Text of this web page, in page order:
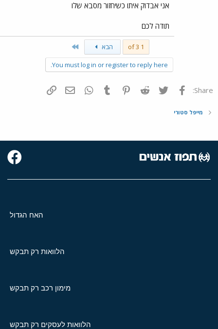
אני אבדוק איתו כשיחזור מסבא שלו
תודה לכם
1 of 3 הבא
You must log in or register to reply here.
Share: פייסבוק Twitter
Reddit
Pinterest
Tumblr
WhatsAppדואר אלקטרוני
מייפל סטורי
האח הגדול
הלוואות רק תבקש
מימון רכב רק תבקש
הלוואות לעסקים רק תבקש